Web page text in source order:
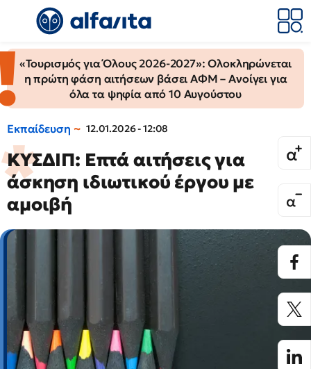
«Τουρισμός για Όλους 2026-2027»: Ολοκληρώνεται
η πρώτη φάση αιτήσεων βάσει ΑΦΜ – Ανοίγει για
όλα τα ψηφία από 10 Αυγούστου
Εκπαίδευση 12.01.2026 - 12:08
ΚΥΣΔΙΠ: Επτά αιτήσεις για
άσκηση ιδιωτικού έργου με
αμοιβή